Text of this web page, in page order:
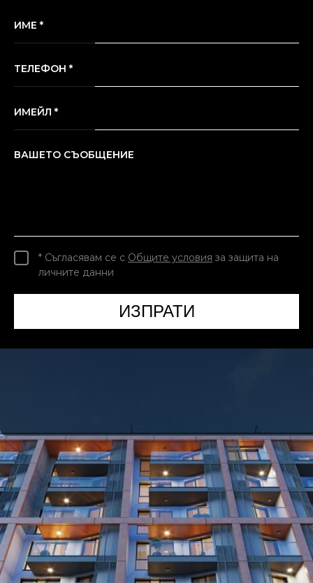
ИМЕ *
ТЕЛЕФОН *
ИМЕЙЛ *
ВАШЕТО СЪОБЩЕНИЕ
* Съгласявам се с Общите условия за защита на
личните данни